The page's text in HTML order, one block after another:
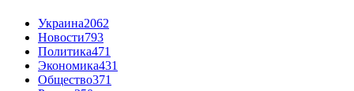
Украина2062
Новости793
Политика471
Экономика431
Общество371